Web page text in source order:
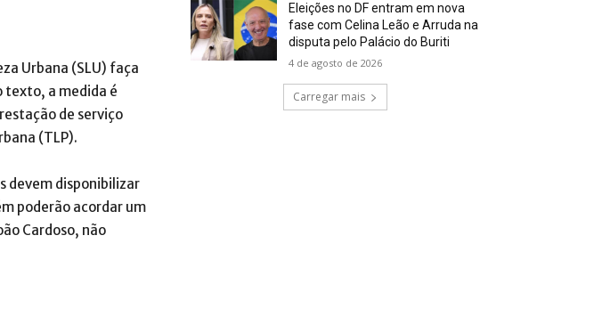
Urbana (SLU) faça
texto, a medida é
de serviço
(TLP).
devem disponibilizar
poderão acordar um
Cardoso, não
Eleições no DF entram em nova
fase com Celina Leão e Arruda na
disputa pelo Palácio do Buriti
4 de agosto de 2026
Carregar mais